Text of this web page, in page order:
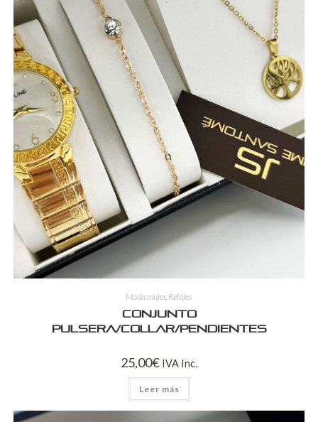
Moda mujer, Relojes
Conjunto
pulsera/collar/pendientes
25,00€ IVA Inc.
Leer más